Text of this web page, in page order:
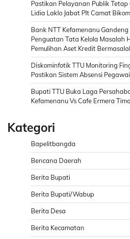
Pastikan Pelayanan Publik
Lidia Laklo Jabat Plt Camat
Bank NTT Kefamenanu
Penguatan Tata Kelola Masalah
Pemulihan Aset Kredit
Diskominfotik TTU Monitoring
Pastikan Sistem Absensi
Bupati TTU Buka Laga
Kefamenanu Vs Cafe Ermera
Kategori
Bapelitbangda
Bencana Daerah
Berita Bupati
Berita Bupati/Wabup
Berita Desa
Berita Kecamatan